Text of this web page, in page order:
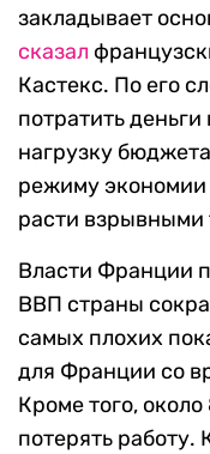
закладывает
сказал
Кастекс. По его
потратить
нагрузку
режиму экономии
расти взрывными
Власти Франции
ВВП страны
самых плохих
для Франции со
Кроме того,
потерять работу.